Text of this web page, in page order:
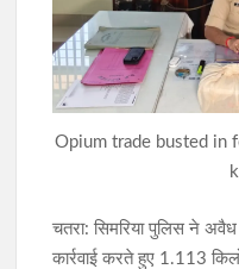
JPSC-JSSC आंदोलन: 10 अगस्त के
देवेंद्रनाथ महतो का आमरण अनशन
झारखंड में छात्र संगठनों और
पर बनी सहमति; CGL और एज
Opium trade busted in
चतरा: सिमरिया पुलिस ने
कार्रवाई करते हुए 1.113